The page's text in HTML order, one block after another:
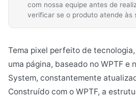
com nossa equipe antes de
verificar se o produto atende às
Tema pixel perfeito de
uma página, baseado no WPTF e
System, constantemente
Construído com o WPTF, a